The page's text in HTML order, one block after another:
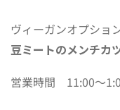
ヴィーガンオプショ
豆ミートのメンチカ
営業時間 11:00〜